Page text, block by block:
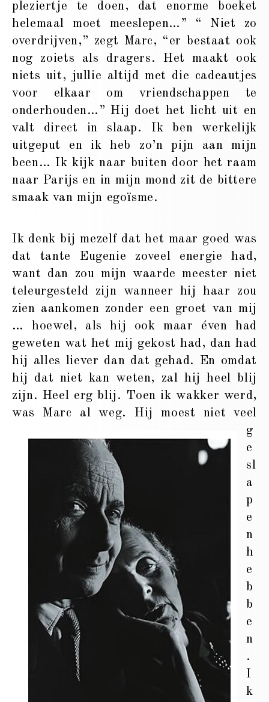
pleziertje te doen, dat enorme boeket
helemaal moet meeslepen…” “ Niet zo
overdrijven,” zegt Marc, “er bestaat ook
nog zoiets als dragers. Het maakt ook
niets uit, jullie altijd met die cadeautjes
voor elkaar om vriendschappen te
onderhouden…” Hij doet het licht uit en
valt direct in slaap. Ik ben werkelijk
uitgeput en ik heb zo’n pijn aan mijn
been… Ik kijk naar buiten door het raam
naar Parijs en in mijn mond zit de bittere
smaak van mijn egoïsme.
Ik denk bij mezelf dat het maar goed was
dat tante Eugenie zoveel energie had,
want dan zou mijn waarde meester niet
teleurgesteld zijn wanneer hij haar zou
zien aankomen zonder een groet van mij
… hoewel, als hij ook maar éven had
geweten wat het mij gekost had, dan had
hij alles liever dan dat gehad. En omdat
hij dat niet kan weten, zal hij heel blij
zijn. Heel erg blij. Toen ik wakker werd,
was Marc al weg. Hij moest niet veel
g
e
sl
a
p
e
n
h
e
b
b
e
n
.
I
k